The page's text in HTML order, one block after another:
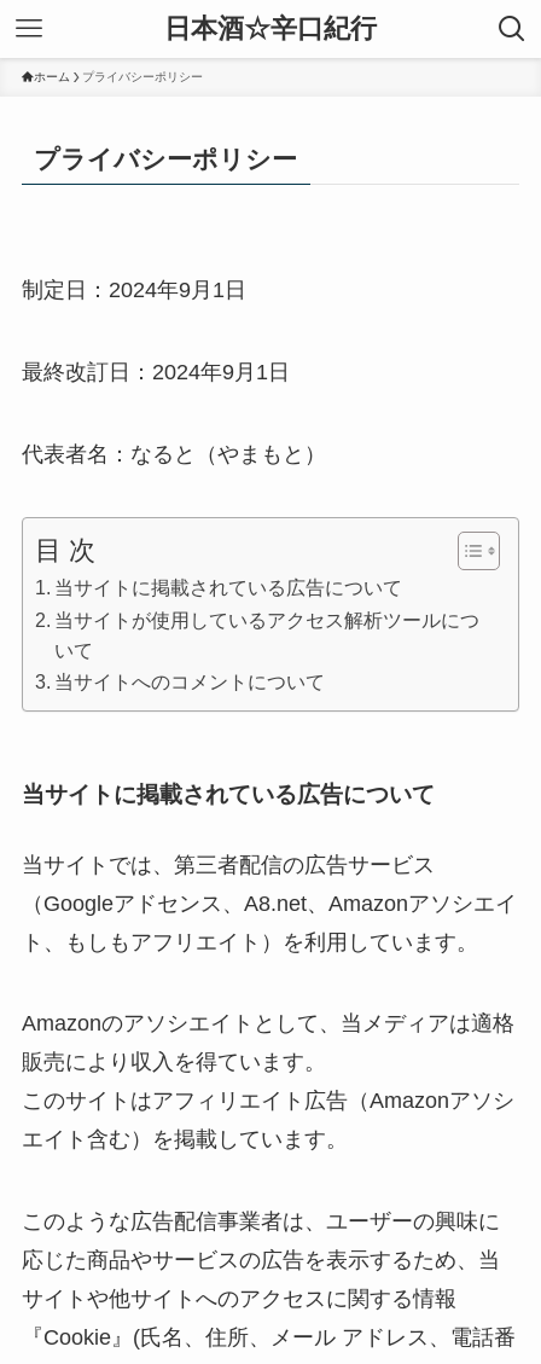
日本酒☆辛口紀行
ホーム プライバシーポリシー
プライバシーポリシー
制定日：2024年9月1日
最終改訂日：2024年9月1日
代表者名：なると（やまもと）
目 次
当サイトに掲載されている広告について
当サイトが使用しているアクセス解析ツールにつ
いて
当サイトへのコメントについて
当サイトに掲載されている広告について
当サイトでは、第三者配信の広告サービス
（Googleアドセンス、A8.net、Amazonアソシエイ
ト、もしもアフリエイト）を利用しています。
Amazonのアソシエイトとして、当メディアは適格
販売により収入を得ています。
このサイトはアフィリエイト広告（Amazonアソシ
エイト含む）を掲載しています。
このような広告配信事業者は、ユーザーの興味に
応じた商品やサービスの広告を表示するため、当
サイトや他サイトへのアクセスに関する情報
『Cookie』(氏名、住所、メール アドレス、電話番